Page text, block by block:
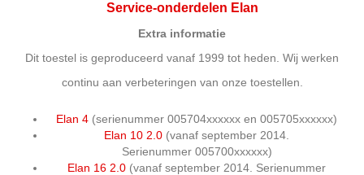
Service-onderdelen Elan
Extra informatie
Dit toestel is geproduceerd vanaf 1999 tot heden. Wij werken
continu aan verbeteringen van onze toestellen.
Elan 4 (serienummer 005704xxxxxx en 005705xxxxxx)
Elan 10 2.0 (vanaf september 2014.
Serienummer 005700xxxxxx)
Elan 16 2.0 (vanaf september 2014. Serienummer